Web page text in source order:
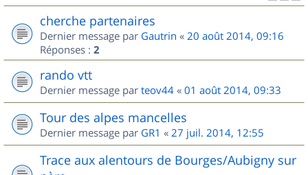
cherche partenaires
Dernier message par Gautrin « 20 août 2014, 09:16
Réponses : 2
rando vtt
Dernier message par teov44 « 01 août 2014, 09:33
Tour des alpes mancelles
Dernier message par GR1 « 27 juil. 2014, 12:55
Trace aux alentours de Bourges/Aubigny sur